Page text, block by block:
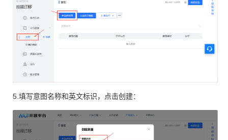
5.填写意图名称和英文标识，点击创建：